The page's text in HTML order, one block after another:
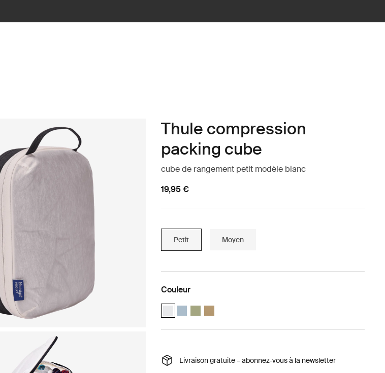
Thule compression
packing cube
cube de rangement petit modèle blanc
19,95 €
Petit Moyen
Couleur
Thule compression packing cube small Blanc (selected)
Thule compression packing cube small Gris étang
Thule compression packing cube small Vert doux
Thule compression packing cube Beige doux
Livraison gratuite – abonnez‑vous à la newsletter